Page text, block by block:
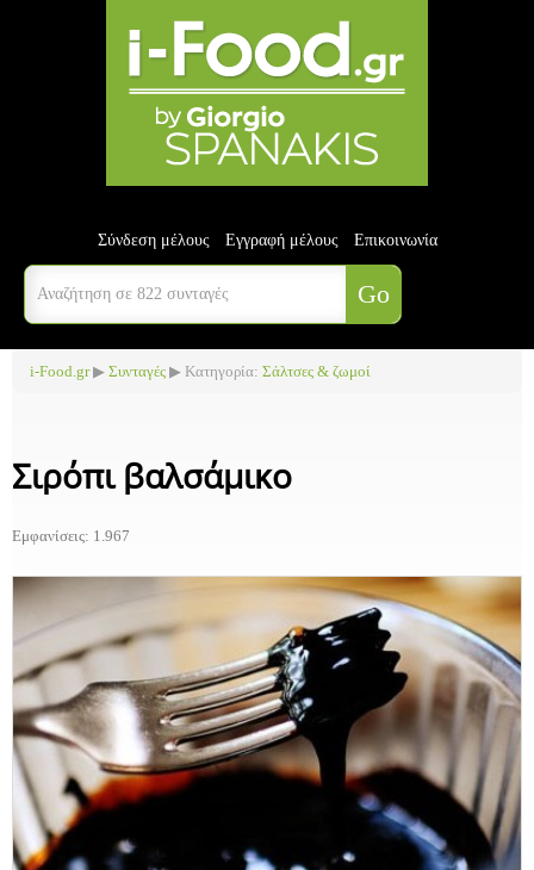
Σύνδεση μέλους Εγγραφή μέλους Επικοινωνία
i-Food.gr▶ Συνταγές ▶ Κατηγορία: Σάλτσες & ζωμοί
Σιρόπι βαλσάμικο
Εμφανίσεις: 1.967